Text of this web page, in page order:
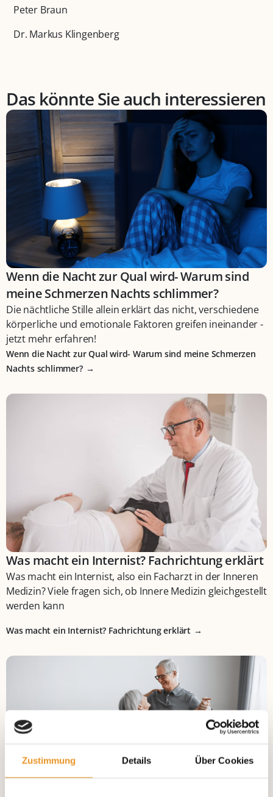
Zustimmung Details Über Cookies
Peter Braun
Dr. Markus Klingenberg
Das könnte Sie auch interessieren
Wenn die Nacht zur Qual wird- Warum sind
meine Schmerzen Nachts schlimmer?
Die nächtliche Stille allein erklärt das nicht, verschiedene
körperliche und emotionale Faktoren greifen ineinander -
jetzt mehr erfahren!
Wenn die Nacht zur Qual wird- Warum sind meine Schmerzen
Nachts schlimmer?
Was macht ein Internist? Fachrichtung erklärt
Was macht ein Internist, also ein Facharzt in der Inneren
Medizin? Viele fragen sich, ob Innere Medizin gleichgestellt
werden kann
Was macht ein Internist? Fachrichtung erklärt